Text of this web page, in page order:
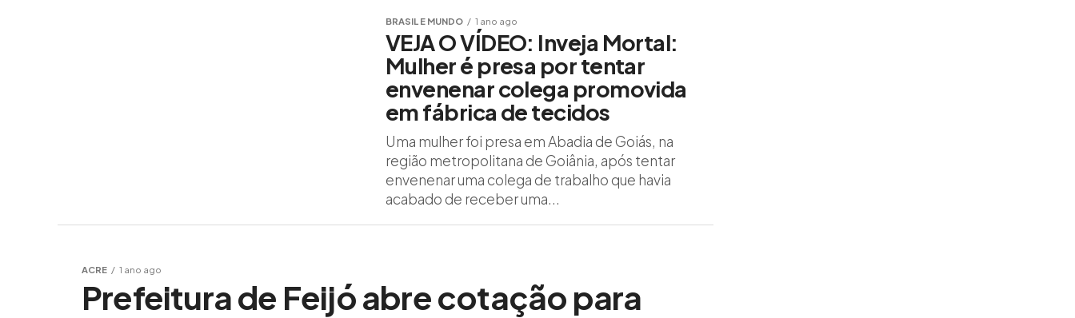
BRASIL E MUNDO 1 ano ago
VEJA O VÍDEO: Inveja Mortal:
Mulher é presa por tentar
envenenar colega promovida
em fábrica de tecidos
Uma mulher foi presa em Abadia de Goiás, na
região metropolitana de Goiânia, após tentar
envenenar uma colega de trabalho que havia
acabado de receber uma...
ACRE 1 ano ago
Prefeitura de Feijó abre cotação para